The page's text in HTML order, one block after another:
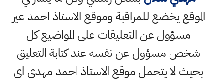
الموقع يخضع للمراقبة وموقع الاستاذ احمد غير
مسؤول عن التعليقات على المواضيع كل
شخص مسؤول عن نفسه عند كتابة التعليق
بحيث لا يتحمل موقع الاستاذ احمد مهدي اي